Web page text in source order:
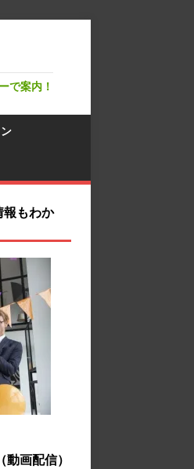
で案内！
もわか
画配信）